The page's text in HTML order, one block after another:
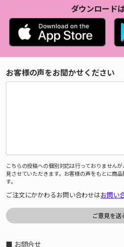
ダウンロード
お客様の声をお聞かせください
こちらの投稿への個別対応は行っておりません
見させていただきます。お客様の声をもとに商
す。
ご注文にかかわるお問い合わせはお問い
■ お問合せ